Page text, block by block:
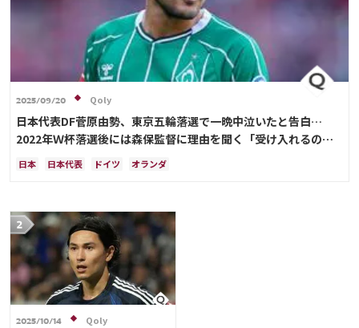
2025/09/20 Qoly
日本代表DF菅原由勢、東京五輪落選で一晩中泣いたと告白…
2022年Ｗ杯落選後には森保監督に理由を聞く「受け入れるのは
難しかった」
日本 日本代表 ドイツ オランダ
2025/10/14 Qoly